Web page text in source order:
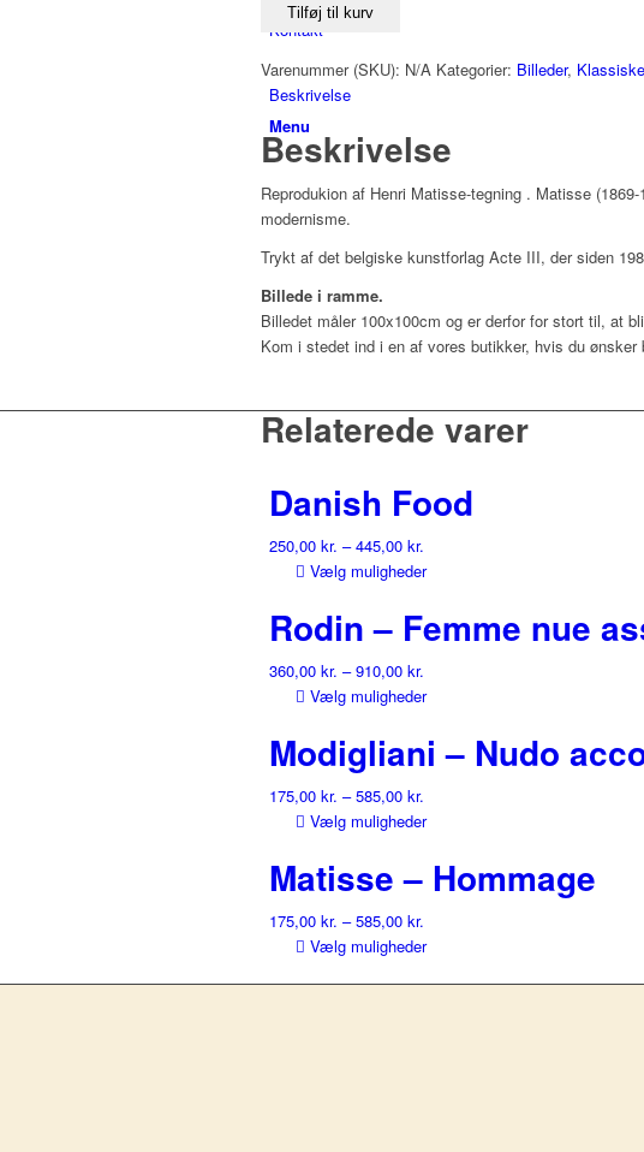
Kontakt
Menu
Platane
antal
Tilføj til kurv
Varenummer (SKU): N/A Kategorier: Billeder,
Beskrivelse
Beskrivelse
Reprodukion af Henri Matisse-tegning . Matisse
modernisme.
Trykt af det belgiske kunstforlag Acte III, der siden
Billede i ramme.
Billedet måler 100x100cm og er derfor for stort til, at
Kom i stedet ind i en af vores butikker, hvis du ønsker
Relaterede varer
Danish Food
250,00 kr. –445,00 kr.
Vælg muligheder
har
flere
vælges
Rodin – Femme nue
360,00 kr. –910,00 kr.
Vælg muligheder
flere
vælges
på
Modigliani – Nudo
175,00 kr. –585,00 kr.
Vælg muligheder
har
flere
Matisse – Hommage
175,00 kr. –585,00 kr.
Vælg muligheder